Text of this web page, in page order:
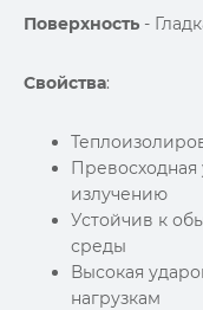
Поверхность -
Свойства:
излучению
Устойчив к
среды
Высокая
нагрузкам